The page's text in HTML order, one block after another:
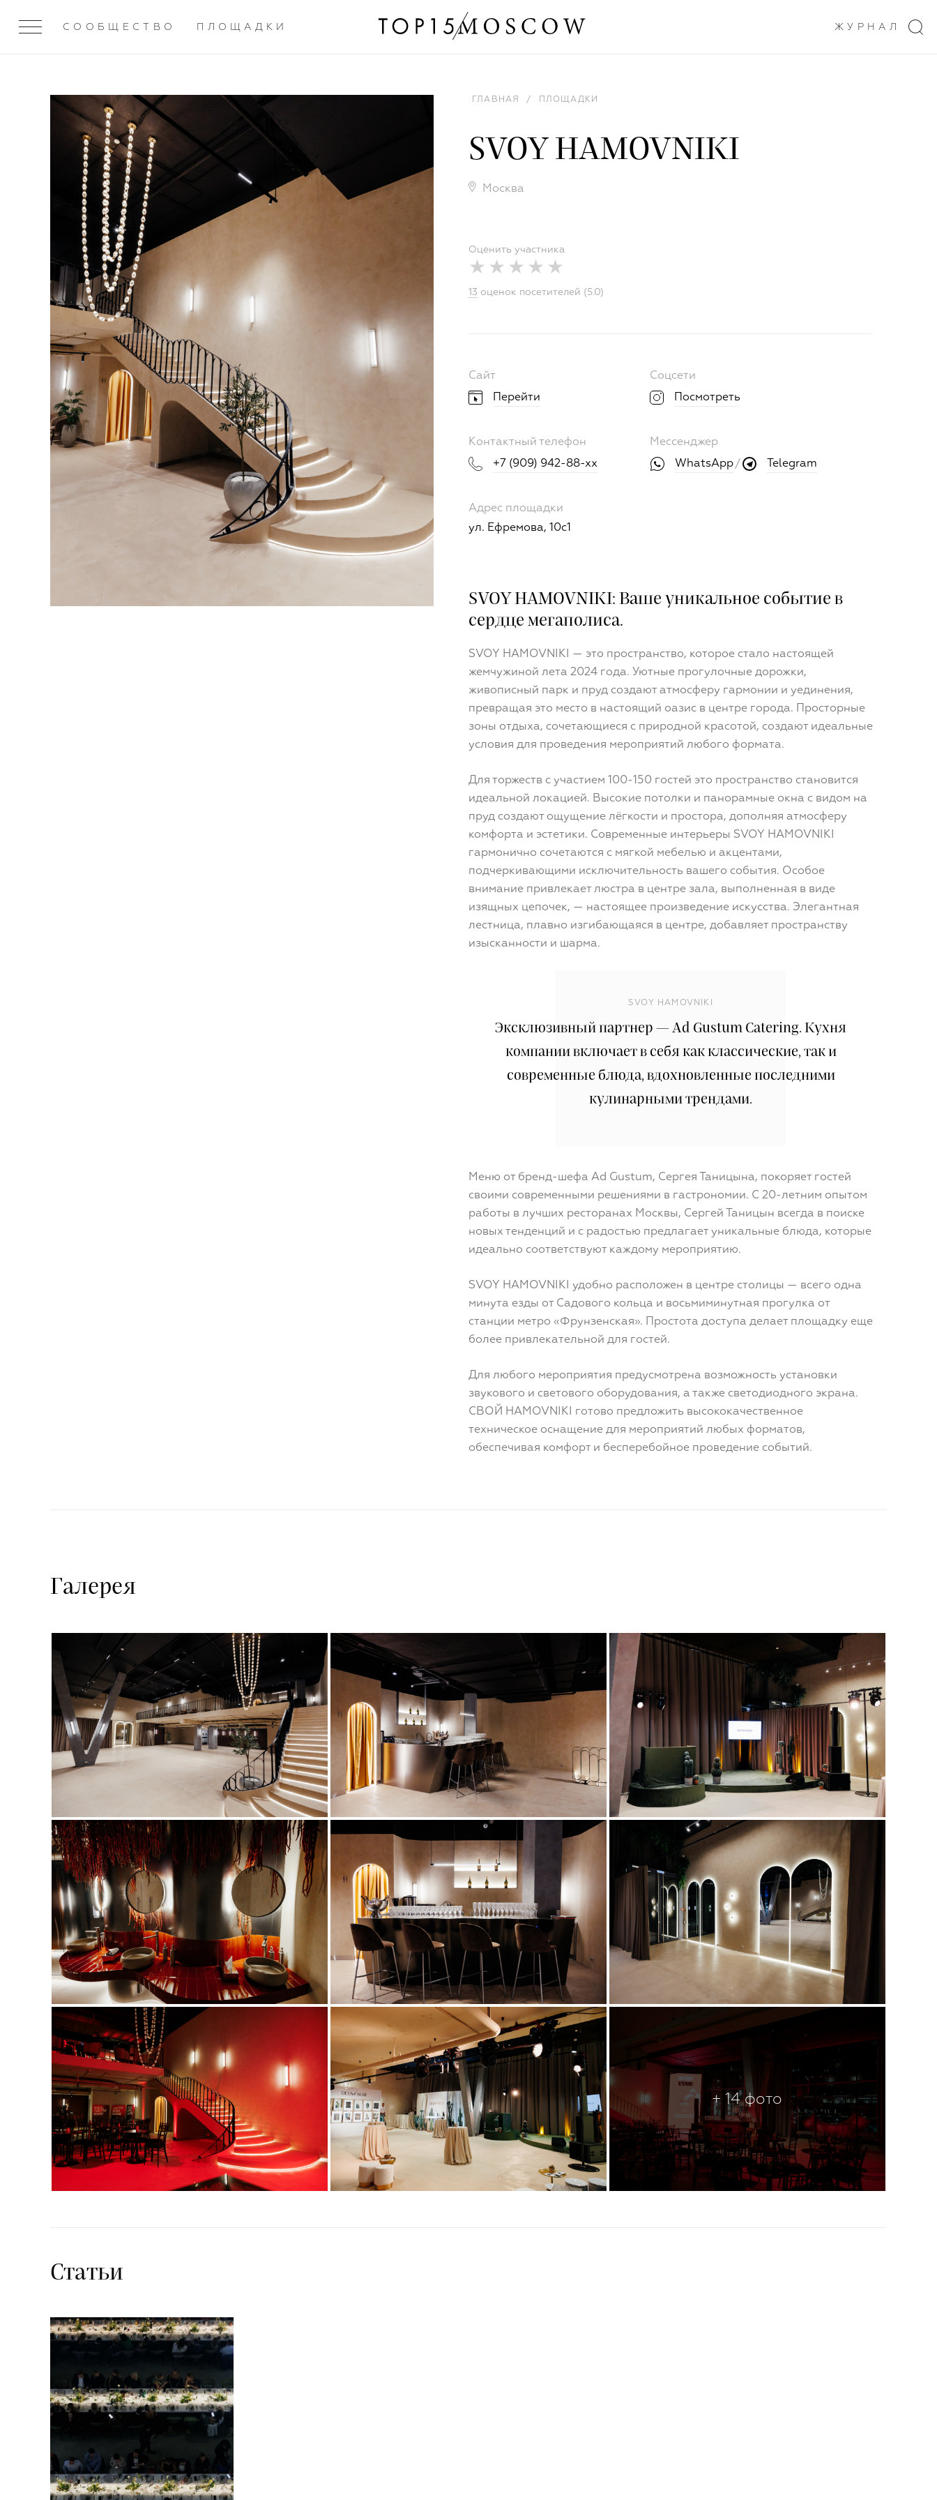
СООБЩЕСТВО ПЛОЩАДКИ ЖУРНАЛ
ГЛАВНАЯ / ПЛОЩАДКИ
SVOY HAMOVNIKI
Москва
Оценить участника
13 оценок посетителей (5.0)
Сайт
Перейти
Соцсети
Посмотреть
Контактный телефон
+7 (909) 942-88-xx
Мессенджер
WhatsApp/ Telegram
Адрес площадки
ул. Ефремова, 10с1
SVOY HAMOVNIKI: Ваше уникальное событие в
сердце мегаполиса.
SVOY HAMOVNIKI — это пространство, которое стало настоящей
жемчужиной лета 2024 года. Уютные прогулочные дорожки,
живописный парк и пруд создают атмосферу гармонии и уединения,
превращая это место в настоящий оазис в центре города. Просторные
зоны отдыха, сочетающиеся с природной красотой, создают идеальные
условия для проведения мероприятий любого формата.
Для торжеств с участием 100-150 гостей это пространство становится
идеальной локацией. Высокие потолки и панорамные окна с видом на
пруд создают ощущение лёгкости и простора, дополняя атмосферу
комфорта и эстетики. Современные интерьеры SVOY HAMOVNIKI
гармонично сочетаются с мягкой мебелью и акцентами,
подчеркивающими исключительность вашего события. Особое
внимание привлекает люстра в центре зала, выполненная в виде
изящных цепочек, — настоящее произведение искусства. Элегантная
лестница, плавно изгибающаяся в центре, добавляет пространству
изысканности и шарма.
SVOY HAMOVNIKI
Эксклюзивный партнер — Ad Gustum Catering. Кухня
компании включает в себя как классические, так и
современные блюда, вдохновленные последними
кулинарными трендами.
Меню от бренд-шефа Ad Gustum, Сергея Таницына, покоряет гостей
своими современными решениями в гастрономии. С 20-летним опытом
работы в лучших ресторанах Москвы, Сергей Таницын всегда в поиске
новых тенденций и с радостью предлагает уникальные блюда, которые
идеально соответствуют каждому мероприятию.
SVOY HAMOVNIKI удобно расположен в центре столицы — всего одна
минута езды от Садового кольца и восьмиминутная прогулка от
станции метро «Фрунзенская». Простота доступа делает площадку еще
более привлекательной для гостей.
Для любого мероприятия предусмотрена возможность установки
звукового и светового оборудования, а также светодиодного экрана.
СВОЙ HAMOVNIKI готово предложить высококачественное
техническое оснащение для мероприятий любых форматов,
обеспечивая комфорт и бесперебойное проведение событий.
Галерея
+ 14 фото
Статьи